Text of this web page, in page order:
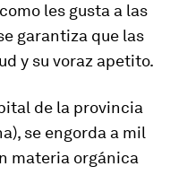
les gusta a las
garantiza que las
y su voraz apetito.
de la provincia
se engorda a mil
materia orgánica